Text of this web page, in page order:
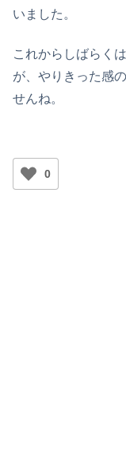
いました。
これからしばらく
が、やりきった感
せんね。
0